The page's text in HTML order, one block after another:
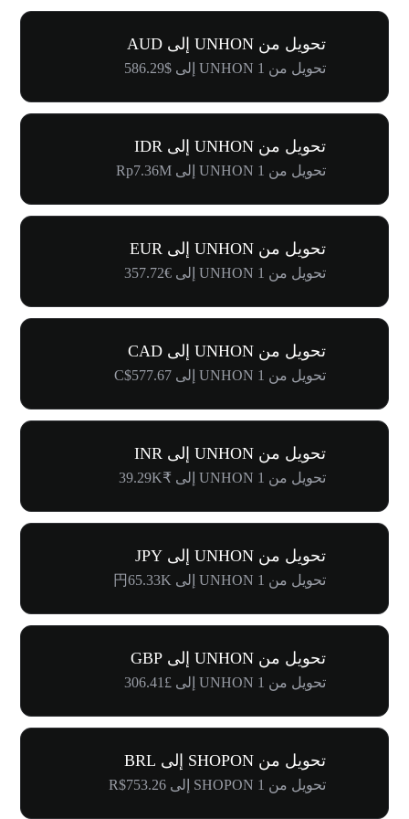
تحويل من UNHON إلى AUD
تحويل من 1 UNHON إلى $586.29
تحويل من UNHON إلى IDR
تحويل من 1 UNHON إلى Rp7.36M
تحويل من UNHON إلى EUR
تحويل من 1 UNHON إلى €357.72
تحويل من UNHON إلى CAD
تحويل من 1 UNHON إلى C$577.67
تحويل من UNHON إلى INR
تحويل من 1 UNHON إلى ₹39.29K
تحويل من UNHON إلى JPY
تحويل من 1 UNHON إلى 円65.33K
تحويل من UNHON إلى GBP
تحويل من 1 UNHON إلى £306.41
تحويل من SHOPON إلى BRL
تحويل من 1 SHOPON إلى R$753.26